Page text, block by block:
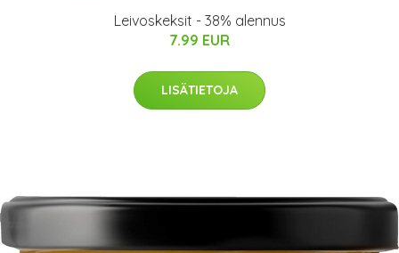
Leivoskeksit - 38% alennus
7.99 EUR
LISÄTIETOJA